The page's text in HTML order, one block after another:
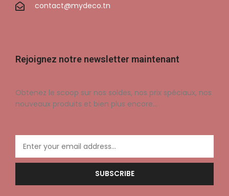
contact@mydeco.tn
Rejoignez notre newsletter maintenant
Obtenez le scoop sur nos soldes, nos prix spéciaux, nos
nouveaux produits et bien plus encore…